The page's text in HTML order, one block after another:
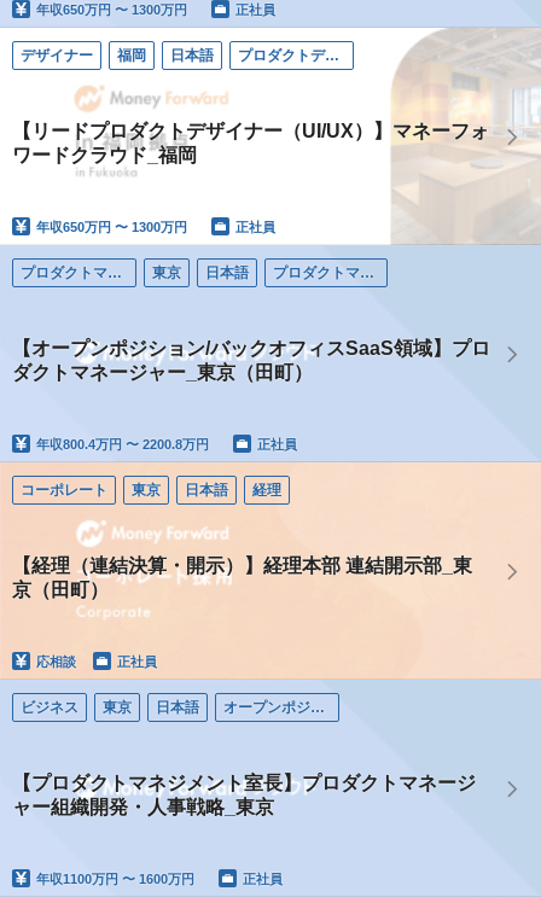
年収650万円 〜 1300万円 正社員
デザイナー 福岡 日本語 プロダクトデザイナー
【リードプロダクトデザイナー（UI/UX）】マネーフォ
ワードクラウド_福岡
年収650万円 〜 1300万円 正社員
プロダクトマネージャー 東京 日本語 プロダクトマネージャー
【オープンポジション/バックオフィスSaaS領域】プロ
ダクトマネージャー_東京（田町）
年収800.4万円 〜 2200.8万円 正社員
コーポレート 東京 日本語 経理
【経理（連結決算・開示）】経理本部 連結開示部_東
京（田町）
応相談 正社員
ビジネス 東京 日本語 オープンポジション（コーポレート）
【プロダクトマネジメント室長】プロダクトマネージ
ャー組織開発・人事戦略_東京
年収1100万円 〜 1600万円 正社員